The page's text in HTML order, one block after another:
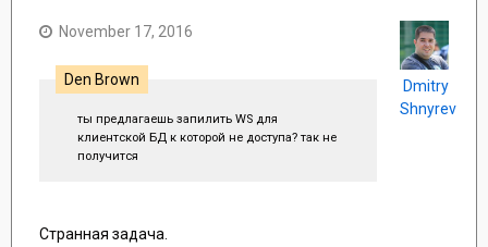
November 17, 2016
Den Brown
ты предлагаешь запилить WS для
клиентской БД к которой не доступа? так не
получится
Странная задача.
Dmitry
Shnyrev